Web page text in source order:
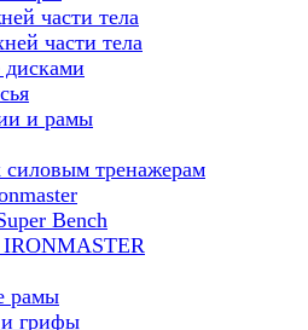
части тела
части тела
и рамы
силовым тренажерам
Bench
IRONMASTER
рамы
грифы